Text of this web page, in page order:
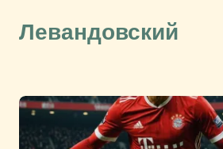
Левандовский